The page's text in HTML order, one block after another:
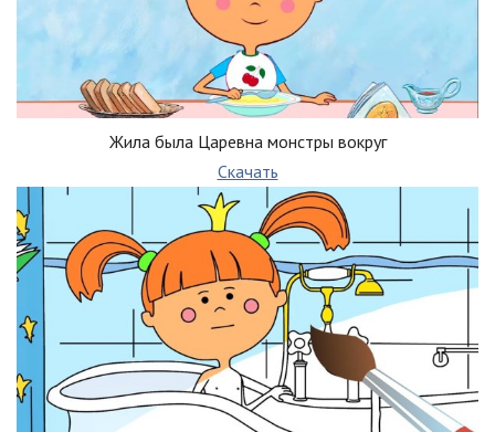
Жила была Царевна монстры вокруг
Скачать